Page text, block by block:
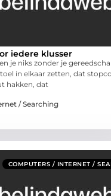
iedere klusser
je niks zonder je
in elkaar zetten, dat
hakken, dat
/ Searching
COMPUTERS / INTERNET /